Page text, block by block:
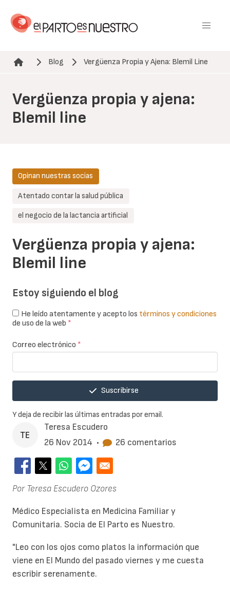
contenido
Ruta de navegación
Blog Vergüenza Propia y Ajena: Blemil Line
Vergüenza propia y ajena:
Blemil line
Teresa Escudero
26 Nov 2014 • 26 comentarios
Vergüenza propia y ajena:
Blemil line
Opinan nuestras socias
Atentado contar la salud pública
el negocio de la lactancia artificial
Por Teresa Escudero Ozores
Médico Especialista en Medicina Familiar y
Comunitaria. Socia de El Parto es Nuestro.
"Leo con los ojos como platos la información que
viene en El Mundo del pasado viernes y me cuesta
escribir serenamente.
Estoy siguiendo el blog
He leído atentamente y acepto los términos y condiciones
de uso de la web *
Correo electrónico *
Suscribirse
Y deja de recibir las últimas entradas por email.